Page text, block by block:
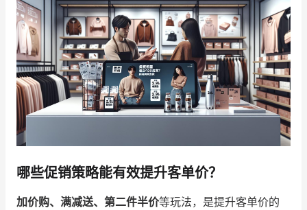
增长俱乐部 有赞商盟
商家社区 社群交流
合作共进
入驻有赞 认证代理商
有赞云 数据通服务
哪些促销策略能有效提升客单价？
加价购、满减送、第二件半价等玩法，是提升客单价的